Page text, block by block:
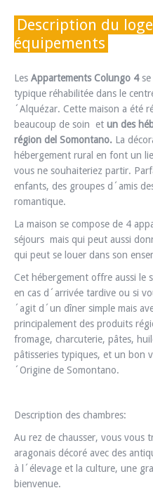
Description du
équipements
Les Appartements Colungo 4se
typique réhabilitée dans le
´Alquézar. Cette maison a été
beaucoup de soin et un des
région del Somontano. La
hébergement rural en font un
vous ne souhaiteriez partir.
enfants, des groupes d´amis
romantique.
La maison se compose de 4
séjours mais qui peut aussi
qui peut se louer dans son
Cet hébergement offre aussi le
en cas d´arrivée tardive ou si
´agit d´un dîner simple mais
principalement des produits
fromage, charcuterie, pâtes,
pâtisseries typiques, et un bon
´Origine de Somontano.
Description des chambres:
Au rez de chausser, vous vous
aragonais décoré avec des
à l´élevage et la culture, une
bienvenue.